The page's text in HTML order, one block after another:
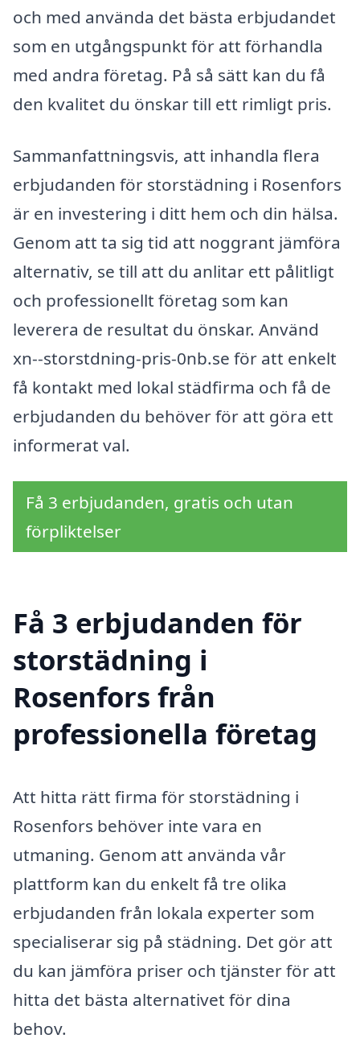
och med använda det bästa erbjudandet
som en utgångspunkt för att förhandla
med andra företag. På så sätt kan du få
den kvalitet du önskar till ett rimligt pris.
Sammanfattningsvis, att inhandla flera
erbjudanden för storstädning i Rosenfors
är en investering i ditt hem och din hälsa.
Genom att ta sig tid att noggrant jämföra
alternativ, se till att du anlitar ett pålitligt
och professionellt företag som kan
leverera de resultat du önskar. Använd
xn--storstdning-pris-0nb.se för att enkelt
få kontakt med lokal städfirma och få de
erbjudanden du behöver för att göra ett
informerat val.
Få 3 erbjudanden, gratis och utan
förpliktelser
Få 3 erbjudanden för
storstädning i
Rosenfors från
professionella företag
Att hitta rätt firma för storstädning i
Rosenfors behöver inte vara en
utmaning. Genom att använda vår
plattform kan du enkelt få tre olika
erbjudanden från lokala experter som
specialiserar sig på städning. Det gör att
du kan jämföra priser och tjänster för att
hitta det bästa alternativet för dina
behov.